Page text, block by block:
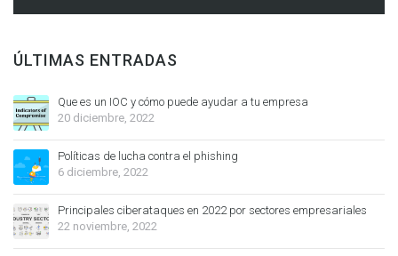
ÚLTIMAS ENTRADAS
Que es un IOC y cómo puede ayudar a tu empresa
20 diciembre, 2022
Políticas de lucha contra el phishing
6 diciembre, 2022
Principales ciberataques en 2022 por sectores empresariales
22 noviembre, 2022